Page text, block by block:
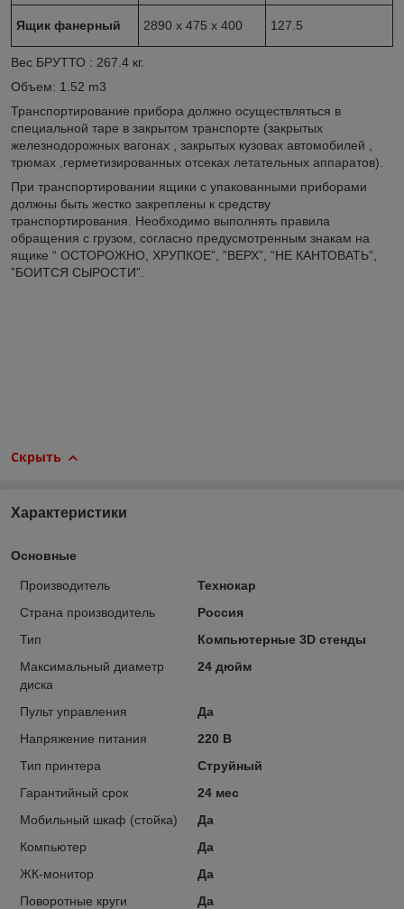
Ящик фанерный 2890 x 475 x 400 127.5
Вес БРУТТО : 267.4 кг.
Объем: 1.52 m3
Транспортирование прибора должно осуществляться в
специальной таре в закрытом транспорте (закрытых
железнодорожных вагонах , закрытых кузовах автомобилей ,
трюмах ,герметизированных отсеках летательных аппаратов).
При транспортировании ящики с упакованными приборами
должны быть жестко закреплены к средству
транспортирования. Необходимо выполнять правила
обращения с грузом, согласно предусмотренным знакам на
ящике “ ОСТОРОЖНО, ХРУПКОЕ”, ”ВЕРХ”, “НЕ КАНТОВАТЬ”,
”БОИТСЯ СЫРОСТИ”.
Скрыть
Характеристики
Основные
Производитель
Технокар
Страна производитель
Россия
Тип
Компьютерные 3D стенды
Максимальный диаметр
диска
24 дюйм
Пульт управления
Да
Напряжение питания
220 В
Тип принтера
Струйный
Гарантийный срок
24 мес
Мобильный шкаф (стойка)
Да
Компьютер
Да
ЖК-монитор
Да
Поворотные круги
Да